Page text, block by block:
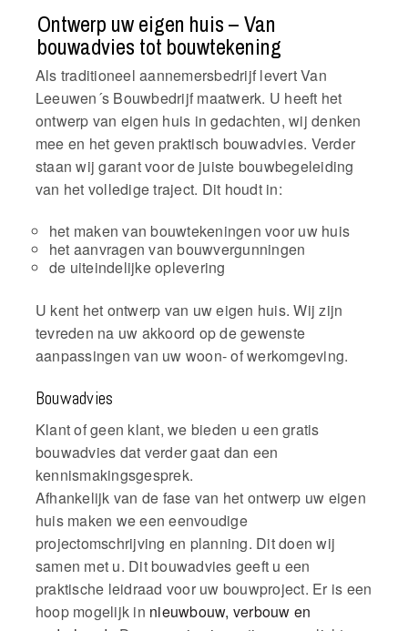
Ontwerp uw eigen huis – Van
bouwadvies tot bouwtekening
Als traditioneel aannemersbedrijf levert Van
Leeuwen´s Bouwbedrijf maatwerk. U heeft het
ontwerp van eigen huis in gedachten, wij denken
mee en het geven praktisch bouwadvies. Verder
staan wij garant voor de juiste bouwbegeleiding
van het volledige traject. Dit houdt in:
het maken van bouwtekeningen voor uw huis
het aanvragen van bouwvergunningen
de uiteindelijke oplevering
U kent het ontwerp van uw eigen huis. Wij zijn
tevreden na uw akkoord op de gewenste
aanpassingen van uw woon- of werkomgeving.
Bouwadvies
Klant of geen klant, we bieden u een gratis
bouwadvies dat verder gaat dan een
kennismakingsgesprek.
Afhankelijk van de fase van het ontwerp uw eigen
huis maken we een eenvoudige
projectomschrijving en planning. Dit doen wij
samen met u. Dit bouwadvies geeft u een
praktische leidraad voor uw bouwproject. Er is een
hoop mogelijk in nieuwbouw, verbouw en